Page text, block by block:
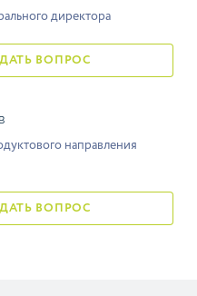
директора
ЗАДАТЬ ВОПРОС
направления
ЗАДАТЬ ВОПРОС